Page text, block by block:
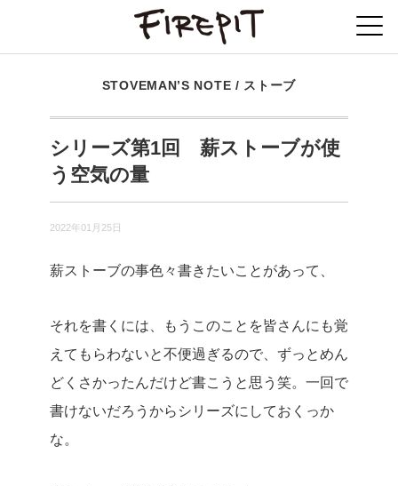
STOVEMAN’S NOTE / ストーブ
シリーズ第1回 薪ストーブが使
う空気の量
2022年01月25日
薪ストーブの事色々書きたいことがあって、
それを書くには、もうこのことを皆さんにも覚
えてもらわないと不便過ぎるので、ずっとめん
どくさかったんだけど書こうと思う笑。一回で
書けないだろうからシリーズにしておくっか
な。